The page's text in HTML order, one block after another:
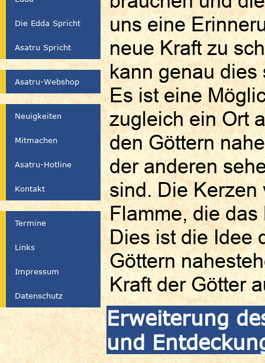
uns eine
neue Kraft zu
kann genau dies
Es ist eine
zugleich ein Ort
den Göttern
der anderen
sind. Die Kerzen
Flamme, die
Dies ist die Idee
Göttern
Kraft der Götter
Erweiterung
und
Die Edda Spricht
Asatru Spricht
Asatru-Webshop
Neuigkeiten
Mitmachen
Asatru-Hotline
Kontakt
Termine
Links
Impressum
Datenschutz